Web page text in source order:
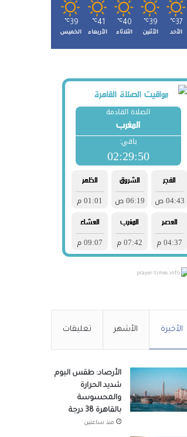
37
℃
الأحد
39
℃
الأثنين
40
℃
الثلاثاء
41
℃
الأربعاء
39
℃
الخميس
prayer-times.info
الأخيرة الأشهر تعليقات
الأرصاد: طقس اليوم
شديد الحرارة
والمحسوسة
بالقاهرة 38 درجة
منذ ساعتين